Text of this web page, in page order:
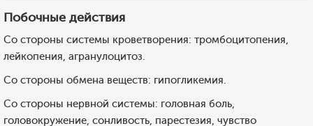
Побочные действия
Со стороны системы кроветворения: тромбоцитопения,
лейкопения, агранулоцитоз.
Со стороны обмена веществ: гипогликемия.
Со стороны нервной системы: головная боль,
головокружение, сонливость, парестезия, чувство